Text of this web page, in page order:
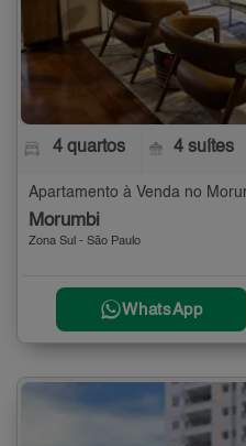
4 quartos 4 suítes
Apartamento à Venda no
Morumbi
Zona Sul - São Paulo
WhatsApp